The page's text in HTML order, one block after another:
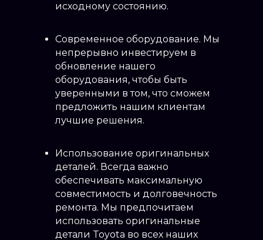
Покраска решетки
от 8000
Покраска спойлера от 8000
исходному состоянию.
Современное оборудование. Мы
непрерывно инвестируем в
обновление нашего
оборудования, чтобы быть
уверенными в том, что сможем
предложить нашим клиентам
лучшие решения.
Использование оригинальных
деталей. Всегда важно
обеспечивать максимальную
совместимость и долговечность
ремонта. Мы предпочитаем
использовать оригинальные
детали Toyota во всех наших